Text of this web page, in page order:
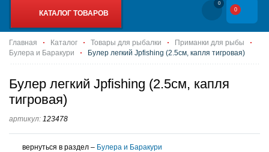
КАТАЛОГ ТОВАРОВ
0
0
Главная Каталог Товары для рыбалки
Приманки для рыбы
Булера и Баракури
Булер легкий Jpfishing (2.5см, капля тигровая)
Булер легкий Jpfishing (2.5см, капля
тигровая)
артикул: 123478
вернуться в раздел – Булера и Баракури